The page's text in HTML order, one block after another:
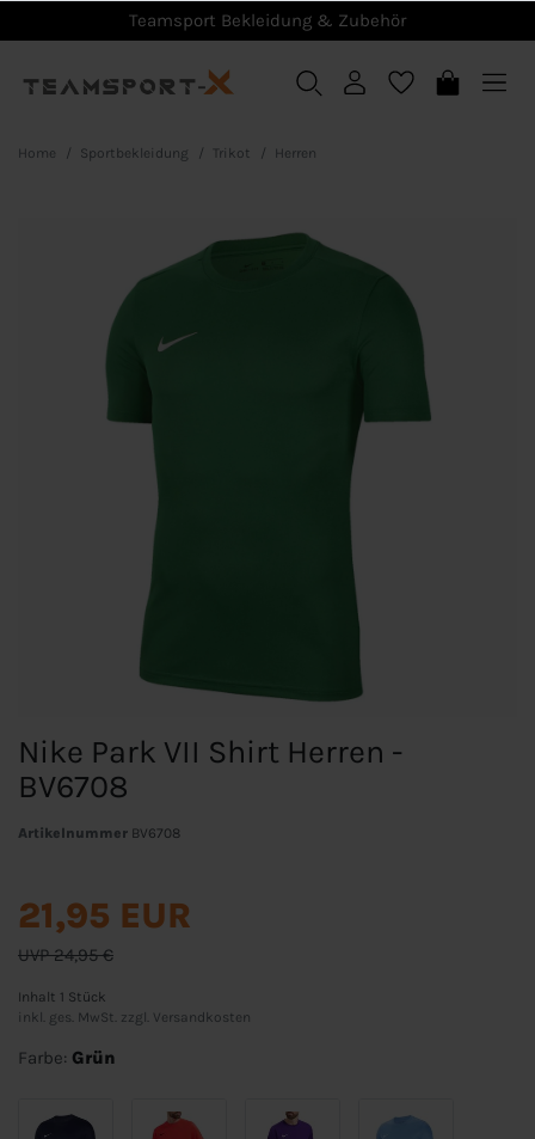
Teamsport Bekleidung & Zubehör
Home Sportbekleidung Trikot Herren
Nike Park VII Shirt Herren -
BV6708
Artikelnummer BV6708
UVP 24,95 €
21,95 EUR
Inhalt 1 Stück
inkl. ges. MwSt. zzgl.
Versandkosten
Farbe: Grün